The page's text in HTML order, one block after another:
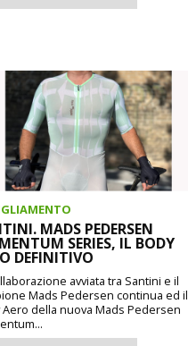
MADS PEDERSEN
SERIES, IL BODY
DEFINITIVO
avviata tra Santini e il
Mads Pedersen continua ed il
della nuova Mads Pedersen